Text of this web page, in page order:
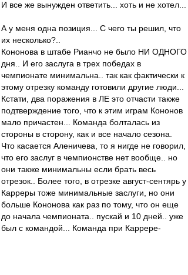
И все же вынужден ответить... хоть и не хотел...
А у меня одна позиция... С чего ты решил, что
их несколько?..
Кононова в штабе Рианчо не было НИ ОДНОГО
дня.. И его заслуга в трех победах в
чемпионате минимальна.. так как фактически к
этому отрезку команду готовили другие люди...
Кстати, два поражения в ЛЕ это отчасти также
подтверждение того, что к этим играм Кононов
мало причастен... Команда болталась из
стороны в сторону, как и все начало сезона.
Что касается Аленичева, то я нигде не говорил,
что его заслуг в чемпионстве нет вообще.. но
они также минимальны если брать весь
отрезок.. Более того, в отрезке август-сентярь у
Карреры тоже минимальные заслуги, но они
больше Кононова как раз по тому, что он еще
до начала чемпионата.. пускай и 10 дней.. уже
был с командой... Команда при Каррере-